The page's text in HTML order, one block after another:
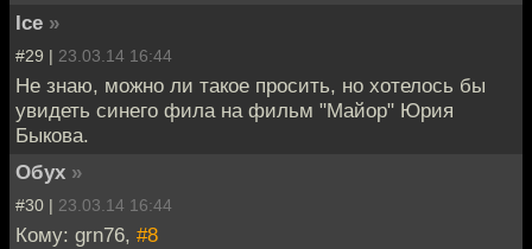
Ice »
#29 | 23.03.14 16:44
Не знаю, можно ли такое просить, но хотелось бы
увидеть синего фила на фильм "Майор" Юрия
Быкова.
Обух »
#30 | 23.03.14 16:44
Кому: grn76, #8